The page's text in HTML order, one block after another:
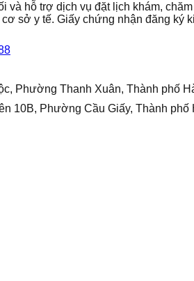
và hỗ trợ dịch vụ đặt lịch khám,
sở y tế. Giấy chứng nhận đăng
Phường Thanh Xuân, Thành phố
10B, Phường Cầu Giấy, Thành phố